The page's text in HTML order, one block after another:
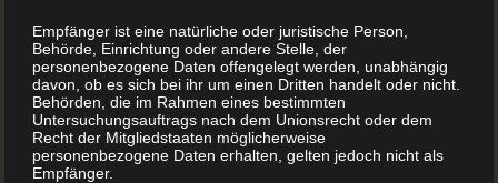
Messina geschafft. Aber auch sie sind eben nicht „typisch
italienisch“. Das Gleiche gilt für Spätzle. Eine typisch
schwäbische Spezialität, aber trotzdem nicht „typisch
deutsch“.
Empfänger ist eine natürliche oder juristische Person,
Behörde, Einrichtung oder andere Stelle, der
personenbezogene Daten offengelegt werden, unabhängig
davon, ob es sich bei ihr um einen Dritten handelt oder nicht.
Behörden, die im Rahmen eines bestimmten
Untersuchungsauftrags nach dem Unionsrecht oder dem
Recht der Mitgliedstaaten möglicherweise
personenbezogene Daten erhalten, gelten jedoch nicht als
Empfänger.